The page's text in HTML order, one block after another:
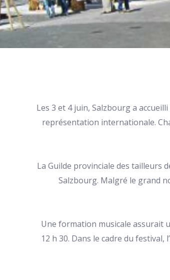
Les 3 et 4 juin, Salzbourg a
représentation internationale.
La Guilde provinciale des tailleurs
Salzbourg. Malgré le grand
Une formation musicale assurait
12 h 30. Dans le cadre du